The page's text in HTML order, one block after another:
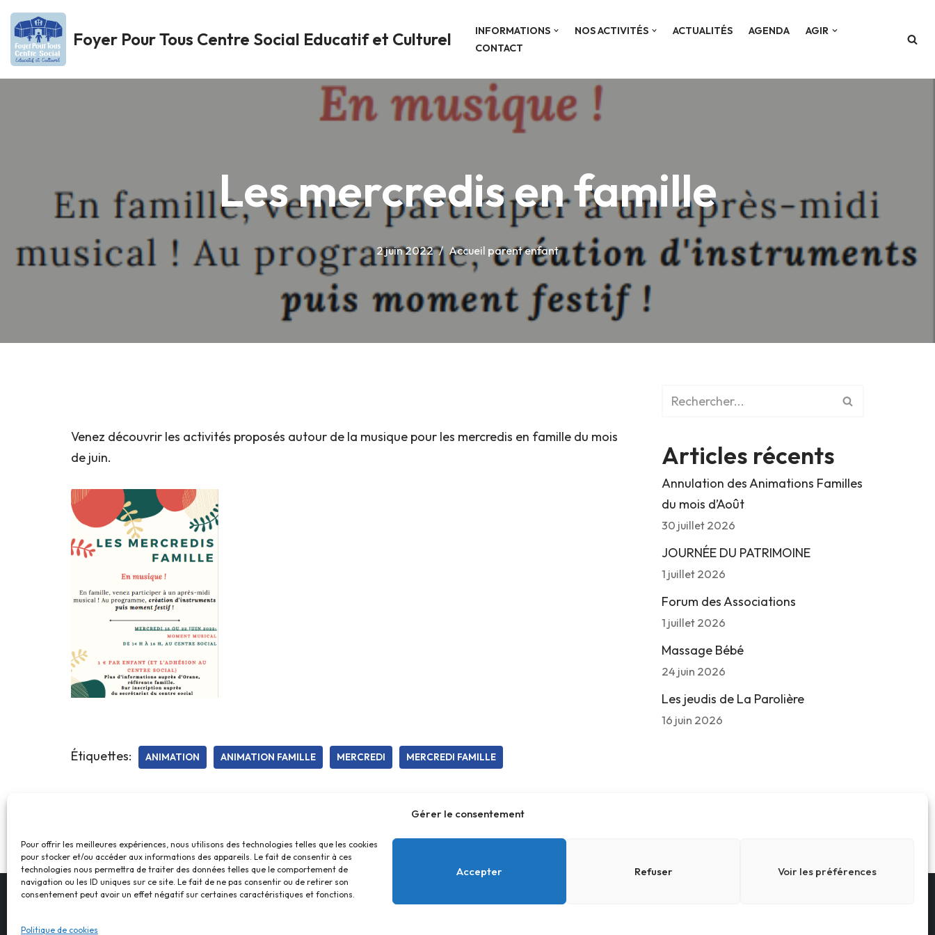
Gérer le consentement
Pour offrir les meilleures expériences, nous utilisons des technologies telles que les cookies
pour stocker et/ou accéder aux informations des appareils. Le fait de consentir à ces
technologies nous permettra de traiter des données telles que le comportement de
navigation ou les ID uniques sur ce site. Le fait de ne pas consentir ou de retirer son
consentement peut avoir un effet négatif sur certaines caractéristiques et fonctions.
Accepter Refuser Voir les préférences
Politique de cookies
Aller
au
contenu
Foyer Pour Tous Centre Social Educatif et Culturel INFORMATIONS NOS ACTIVITÉS ACTUALITÉS AGENDA
AGIR
CONTACT
Les mercredis en famille
2 juin 2022 Accueil parent enfant
Venez découvrir les activités proposés autour de la musique pour les mercredis en famille du mois
de juin.
Étiquettes: ANIMATION ANIMATION FAMILLE MERCREDI MERCREDI FAMILLE
Articles récents
Annulation des Animations Familles
du mois d’Août
30 juillet 2026
JOURNÉE DU PATRIMOINE
1 juillet 2026
Forum des Associations
1 juillet 2026
Massage Bébé
24 juin 2026
Les jeudis de La Parolière
16 juin 2026
Accueil Contact Confidentialité